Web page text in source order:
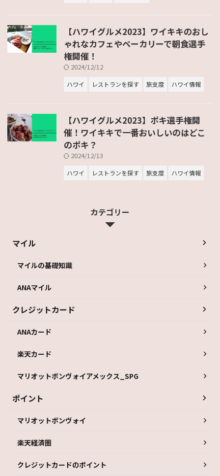
【ハワイグルメ2023】ワイキキのおし
ゃれなカフェやベーカリーで朝食選手
権開催！
2024/12/12
ハワイ レストランを探す 旅支度 ハワイ情報
【ハワイグルメ2023】ポキ選手権開
催！ワイキキで一番おいしいのはどこ
のポキ？
2024/12/13
ハワイ レストランを探す 旅支度 ハワイ情報
カテゴリー
マイル
マイルの基礎知識
ANAマイル
クレジットカード
ANAカード
楽天カード
マリオットボンヴォイアメックス_SPG
ポイント
マリオットボンヴォイ
楽天経済圏
クレジットカードのポイント